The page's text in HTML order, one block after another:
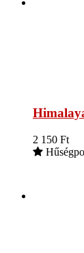
2 150 Ft